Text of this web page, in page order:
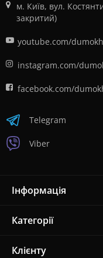
м. Київ, вул.
закритий)
youtube.com/
instagram.com/
facebook.com/
Telegram
Viber
Інформація
Категорії
Клієнту